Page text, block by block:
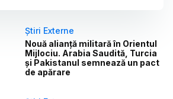
Știri Externe
Nouă alianță militară în Orientul
Mijlociu. Arabia Saudită, Turcia
și Pakistanul semnează un pact
de apărare